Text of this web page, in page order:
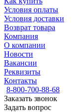
Условия оплаты
Условия доставки
Возврат товара
Компания
О компании
Новости
Вакансии
Реквизиты
Контакты
8-800-700-88-68
Заказать звонок
Задать вопрос